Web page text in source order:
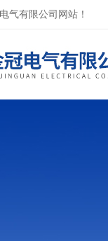
气有限公司网站！